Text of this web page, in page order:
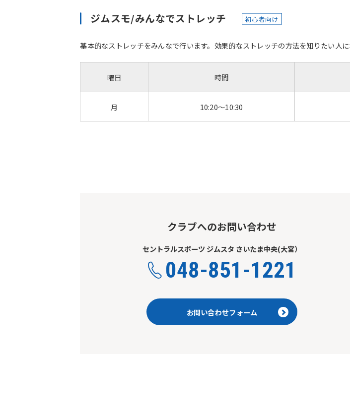
ジムスモ/みんなでストレッチ 初心者向け
基本的なストレッチをみんなで行います。効果的なストレッチの方法を知りたい人に
曜日
月
時間
10:20～10:30
クラブへのお問い合わせ
セントラルスポーツ ジムスタ さいたま中央(大宮）
048-851-1221
お問い合わせフォーム
translated
not be an accurate
original content. We